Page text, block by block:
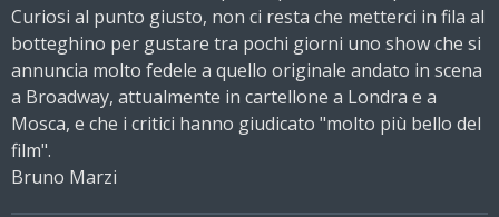
Curiosi al punto giusto, non ci resta che metterci in fila al
botteghino per gustare tra pochi giorni uno show che si
annuncia molto fedele a quello originale andato in scena
a Broadway, attualmente in cartellone a Londra e a
Mosca, e che i critici hanno giudicato "molto più bello del
film".
Bruno Marzi